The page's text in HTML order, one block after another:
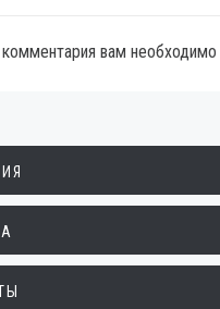
вам необходимо